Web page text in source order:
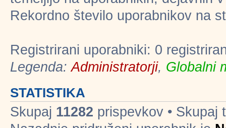
Rekordno število uporabnikov na
Registrirani uporabniki: 0
Legenda:Administratorji, Globalni
STATISTIKA
Skupaj 11282 prispevkov • Skupaj